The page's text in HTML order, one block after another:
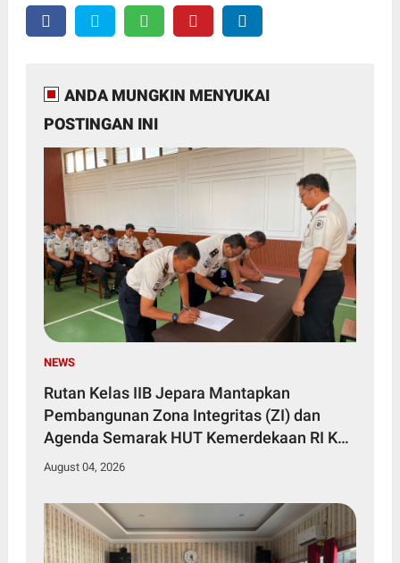
ANDA MUNGKIN MENYUKAI
POSTINGAN INI
NEWS
Rutan Kelas IIB Jepara Mantapkan
Pembangunan Zona Integritas (ZI) dan
Agenda Semarak HUT Kemerdekaan RI Ke-
81
August 04, 2026